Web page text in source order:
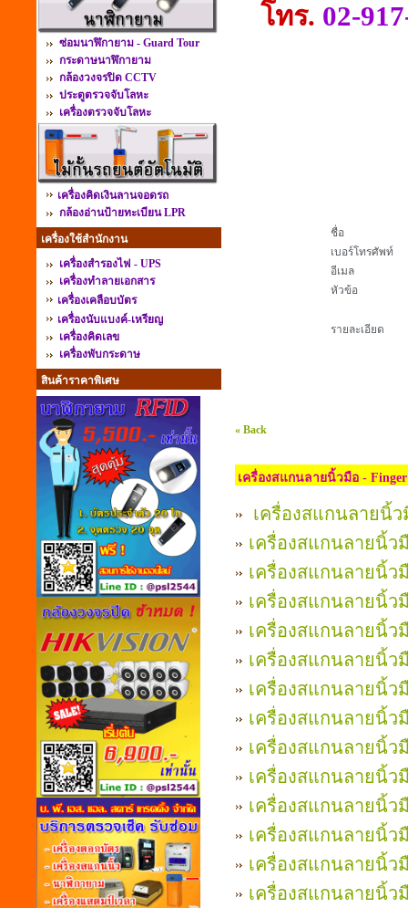
ซ่อมนาฬิกายาม - Guard Tour
กระดาษนาฬิกายาม
กล้องวงจรปิด CCTV
ประตูตรวจจับโลหะ
เครื่องตรวจจับโลหะ
เครื่องคิดเงินลานจอดรถ
กล้องอ่านป้ายทะเบียน LPR
เครื่องใช้สำนักงาน
เครื่องสำรองไฟ - UPS
เครื่องทำลายเอกสาร
เครื่องเคลือบบัตร
เครื่องนับแบงค์-เหรียญ
เครื่องคิดเลข
เครื่องพับกระดาษ
สินค้าราคาพิเศษ
โทร. 02-
ชื่อ
เบอร์โทรศัพท์
อีเมล
หัวข้อ
รายละเอียด
« Back
เครื่องสแกนลายนิ้วมือ - Finger
เครื่องสแกนลายนิ้ว
เครื่องสแกนลายนิ้ว
เครื่องสแกนลายนิ้ว
เครื่องสแกนลายนิ้ว
เครื่องสแกนลายนิ้ว
เครื่องสแกนลายนิ้ว
เครื่องสแกนลายนิ้ว
เครื่องสแกนลายนิ้ว
เครื่องสแกนลายนิ้วมื
เครื่องสแกนลายนิ้ว
เครื่องสแกนลายนิ้ว
เครื่องสแกนลายนิ้ว
เครื่องสแกนลายนิ้ว
เครื่องสแกนลายนิ้ว